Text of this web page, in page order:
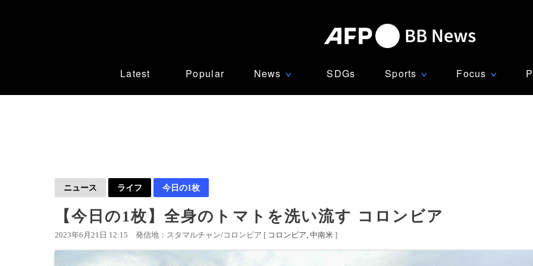
Latest Popular News ∨ SDGs Sports ∨ Focus ∨
ニュース ライフ 今日の1枚
【今日の1枚】全身のトマトを洗い流す コロンビア
2023年6月21日 12:15 発信地：スタマルチャン/コロンビア [ コロンビア 中南米 ]